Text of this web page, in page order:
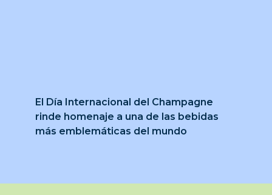
El Día Internacional del Champagne
rinde homenaje a una de las bebidas
más emblemáticas del mundo